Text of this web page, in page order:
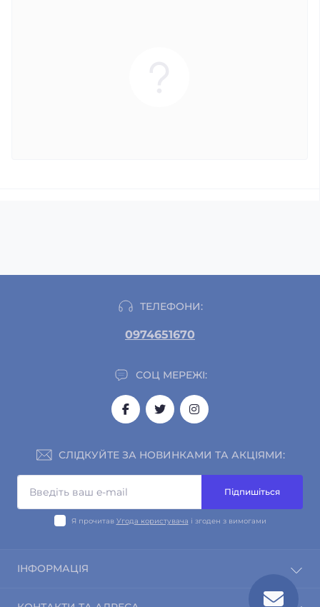
ТЕЛЕФОНИ:
0974651670
СОЦ МЕРЕЖІ:
СЛІДКУЙТЕ ЗА НОВИНКАМИ ТА АКЦІЯМИ:
Підпишіться
Я прочитав Угода користувача і згоден з вимогами
ІНФОРМАЦІЯ